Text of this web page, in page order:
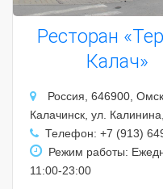
Ресторан
Калач»
Россия, 646900,
Калачинск, ул.
Телефон: +7 (913)
Режим работы:
11:00-23:00